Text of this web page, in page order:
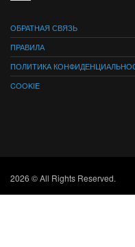
ОБРАТНАЯ СВЯЗЬ
ПРАВИЛА
ПОЛИТИКА
COOKIE
2026 © All Rights Reserved.